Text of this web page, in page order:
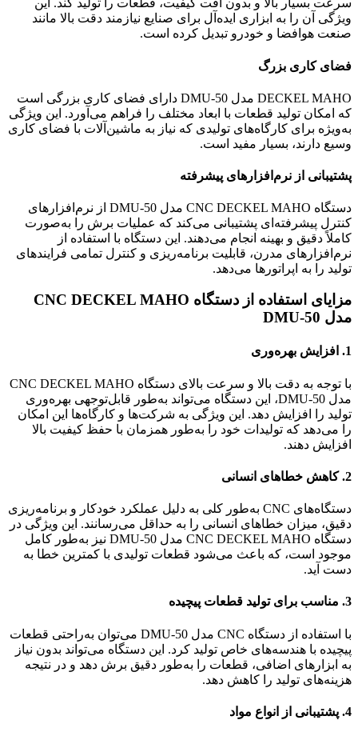
سرعت بسیار بالا و بدون افت کیفیت، قطعات را تولید کند. این
ویژگی آن را به ابزاری ایده‌آل برای صنایع نیازمند دقت بالا مانند
صنعت هوافضا و خودرو تبدیل کرده است.
فضای کاری بزرگ
DECKEL MAHO مدل DMU-50 دارای فضای کاری بزرگی است
که امکان تولید قطعات با ابعاد مختلف را فراهم می‌آورد. این ویژگی
به‌ویژه برای کارگاه‌های تولیدی که نیاز به ماشین‌آلات با فضای کاری
وسیع دارند، بسیار مفید است.
پشتیبانی از نرم‌افزارهای پیشرفته
دستگاه CNC DECKEL MAHO مدل DMU-50 از نرم‌افزارهای
کنترل پیشرفته‌ای پشتیبانی می‌کند که عملیات برش را به‌صورت
کاملاً دقیق و بهینه انجام می‌دهند. این دستگاه با استفاده از
نرم‌افزارهای مدرن، قابلیت برنامه‌ریزی و کنترل تمامی فرایندهای
تولید را به اپراتورها می‌دهد.
مزایای استفاده از دستگاه CNC DECKEL MAHO
مدل DMU-50
1. افزایش بهره‌وری
با توجه به دقت بالا و سرعت بالای دستگاه CNC DECKEL MAHO
مدل DMU-50، این دستگاه می‌تواند به‌طور قابل‌توجهی بهره‌وری
تولید را افزایش دهد. این ویژگی به شرکت‌ها و کارگاه‌ها این امکان
را می‌دهد که تولیدات خود را به‌طور همزمان با حفظ کیفیت بالا
افزایش دهند.
2. کاهش خطاهای انسانی
دستگاه‌های CNC به‌طور کلی به دلیل عملکرد خودکار و برنامه‌ریزی
دقیق، میزان خطاهای انسانی را به حداقل می‌رسانند. این ویژگی در
دستگاه CNC DECKEL MAHO مدل DMU-50 نیز به‌طور کامل
موجود است، که باعث می‌شود قطعات تولیدی با کمترین خطا به
دست آید.
3. مناسب برای تولید قطعات پیچیده
با استفاده از دستگاه CNC مدل DMU-50 می‌توان به‌راحتی قطعات
پیچیده با هندسه‌های خاص تولید کرد. این دستگاه می‌تواند بدون نیاز
به ابزارهای اضافی، قطعات را به‌طور دقیق برش دهد و در نتیجه
هزینه‌های تولید را کاهش دهد.
4. پشتیبانی از انواع مواد